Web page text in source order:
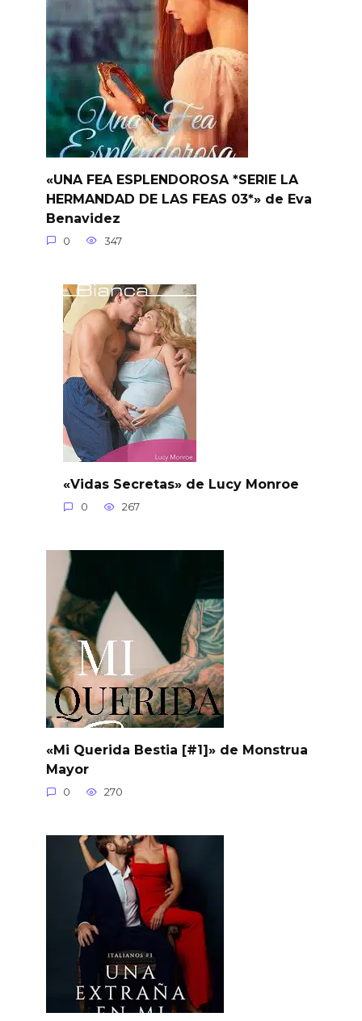
«UNA FEA ESPLENDOROSA *SERIE LA
HERMANDAD DE LAS FEAS 03*» de Eva
Benavidez
0 347
«Vidas Secretas» de Lucy Monroe
0 267
«Mi Querida Bestia [#1]» de Monstrua
Mayor
0 270